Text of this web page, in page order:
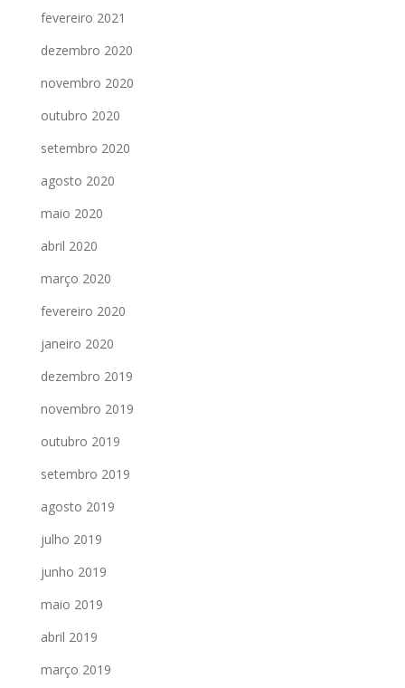
fevereiro 2021
dezembro 2020
novembro 2020
outubro 2020
setembro 2020
agosto 2020
maio 2020
abril 2020
março 2020
fevereiro 2020
janeiro 2020
dezembro 2019
novembro 2019
outubro 2019
setembro 2019
agosto 2019
julho 2019
junho 2019
maio 2019
abril 2019
março 2019